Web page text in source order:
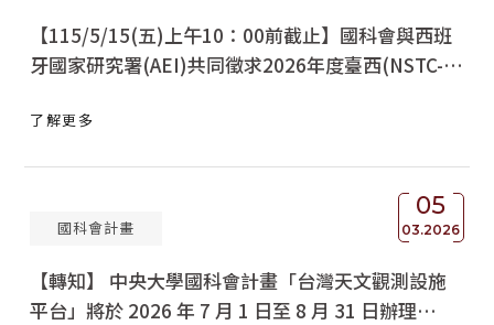
【115/5/15(五)上午10：00前截止】國科會與西班
牙國家研究署(AEI)共同徵求2026年度臺西(NSTC-
了解更多
05
03.2026
國科會計畫
【轉知】 中央大學國科會計畫「台灣天文觀測設施
平台」將於 2026 年 7 月 1 日至 8 月 31 日辦理